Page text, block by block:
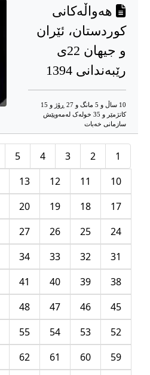
هەواڵەکانی
کوردستان، ئێران
و جیهان 22ی
رێبەندانی 1394
10 ساڵ و 5 مانگ و 27 ڕۆژ و 15
کاتژمێر و 35 خوله‌ک له‌مه‌وپێش‌
سازمانی خەبات
1
2
3
4
5
10
11
12
13
17
18
19
20
24
25
26
27
31
32
33
34
38
39
40
41
45
46
47
48
52
53
54
55
59
60
61
62